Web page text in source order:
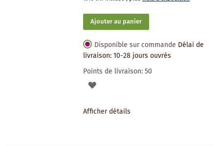
Ajouter au panier
Disponible sur commande Délai de
livraison: 10-28 jours ouvrés
Points de livraison:50
AJOUTER
Afficher détails